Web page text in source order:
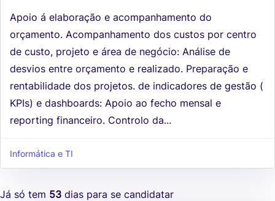
Apoio á elaboração e acompanhamento do
orçamento. Acompanhamento dos custos por centro
de custo, projeto e área de negócio: Análise de
desvios entre orçamento e realizado. Preparação e
rentabilidade dos projetos. de indicadores de gestão (
KPIs) e dashboards: Apoio ao fecho mensal e
reporting financeiro. Controlo da...
Informática e TI
Já só tem 53 dias para se candidatar